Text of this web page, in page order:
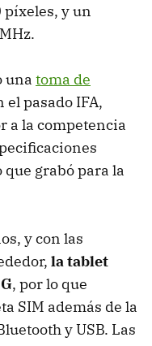
y un
una toma de
el pasado IFA,
a la competencia
que grabó para la
y con las
la tablet
, por lo que
SIM además de la
yUSB. Las